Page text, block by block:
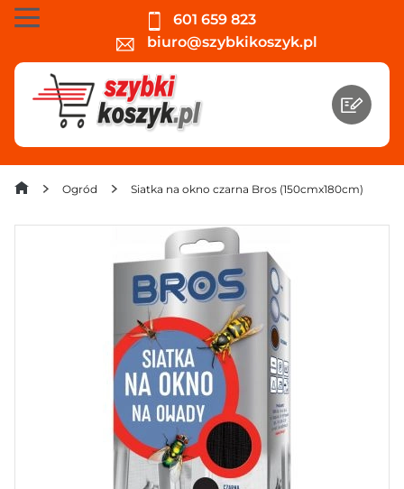
601 659 823
biuro@szybkikoszyk.pl
Ogród Siatka na okno czarna Bros (150cmx180cm)